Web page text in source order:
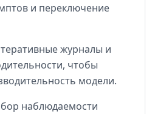
и переключение
журналы и
чтобы
модели.
наблюдаемости